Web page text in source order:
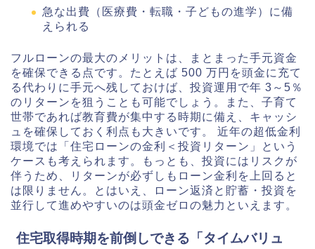
急な出費（医療費・転職・子どもの進学）に備
えられる
フルローンの最大のメリットは、まとまった手元資金
を確保できる点です。たとえば 500 万円を頭金に充て
る代わりに手元へ残しておけば、投資運用で年 3～5％
のリターンを狙うことも可能でしょう。また、子育て
世帯であれば教育費が集中する時期に備え、キャッシ
ュを確保しておく利点も大きいです。 近年の超低金利
環境では「住宅ローンの金利＜投資リターン」という
ケースも考えられます。もっとも、投資にはリスクが
伴うため、リターンが必ずしもローン金利を上回ると
は限りません。とはいえ、ローン返済と貯蓄・投資を
並行して進めやすいのは頭金ゼロの魅力といえます。
住宅取得時期を前倒しできる「タイムバリュ